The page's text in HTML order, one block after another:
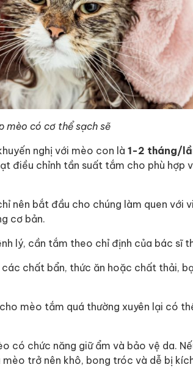
mèo có cơ thể sạch sẽ
nghị với mèo con là 1-2 tháng/
điều chỉnh tần suất tắm cho phù hợp
nên bắt đầu cho chúng làm quen với
cơ bản.
lý, cần tắm theo chỉ định của bác sĩ
các chất bẩn, thức ăn hoặc chất thải,
mèo tắm quá thường xuyên lại có
có chức năng giữ ẩm và bảo vệ da.
trở nên khô, bong tróc và dễ bị